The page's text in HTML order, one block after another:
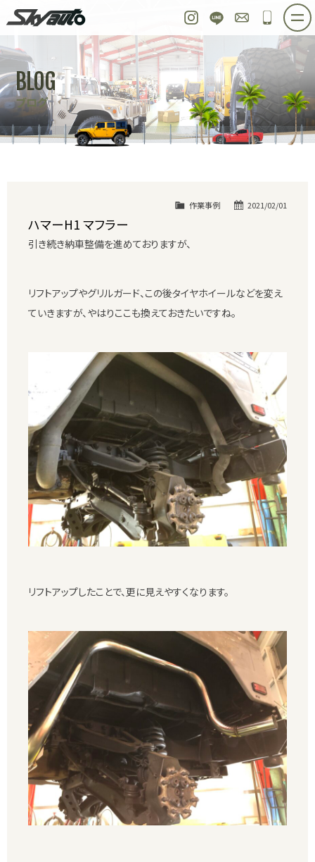
Instagram
LINE お問い合わせ
048-
ホーム 在庫車情報 ご購入プラン
整備作業実例 パーツ販売 買取＆オーダー
店舗紹介 工場紹介 会社概要
スタッフ紹介 求人情報 公式ブログ
BLOG
ブログ
2021/02/01
作業事例
ハマーH1 マフラー
引き続き納車整備を進めておりますが、
リフトアップやグリルガード、この後タイヤホイールなどを変え
ていきますが、やはりここも換えておきたいですね。
リフトアップしたことで、更に見えやすくなります。